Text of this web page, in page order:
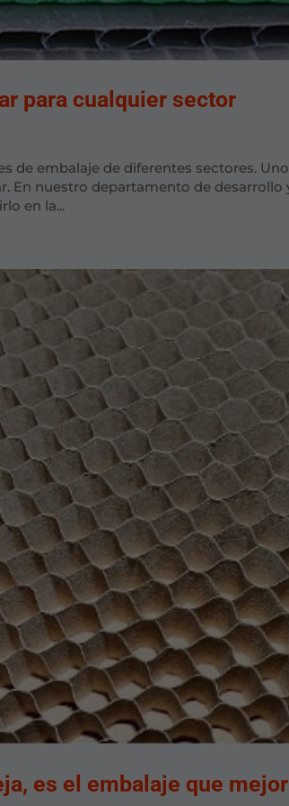
para cualquier sector
de embalaje de diferentes sectores. Uno
En nuestro departamento de desarrollo
en la...
es el embalaje que mejor